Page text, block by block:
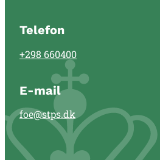
Telefon
+298 660400
E-mail
foe@stps.dk